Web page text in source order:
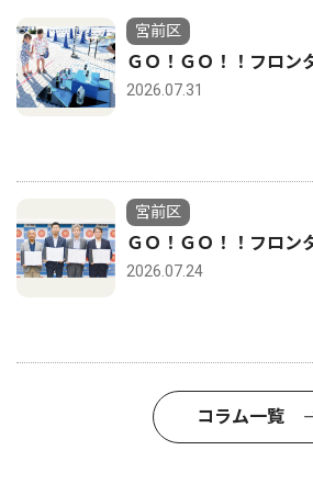
宮前区
ＧＯ！ＧＯ！！フロン
2026.07.31
宮前区
ＧＯ！ＧＯ！！フロン
2026.07.24
コラム一覧